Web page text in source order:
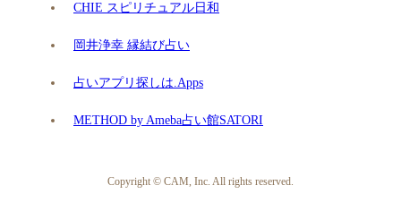
CHIE スピリチュアル日和
岡井浄幸 縁結び占い
占いアプリ探しは.Apps
METHOD by Ameba占い館SATORI
Copyright © CAM, Inc. All rights reserved.